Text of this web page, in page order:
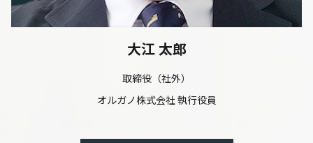
大江 太郎
取締役（社外）
オルガノ株式会社 執行役員